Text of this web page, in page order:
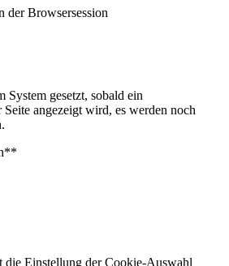
der Browsersession
System gesetzt, sobald ein
angezeigt wird, es werden noch
die Einstellung der Cookie-Auswahl